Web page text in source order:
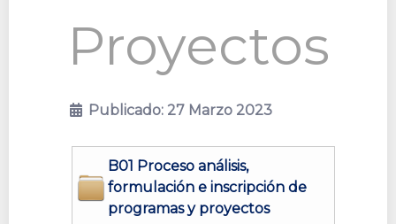
Proyectos
Publicado: 27 Marzo 2023
B01 Proceso análisis,
formulación e inscripción de
programas y proyectos